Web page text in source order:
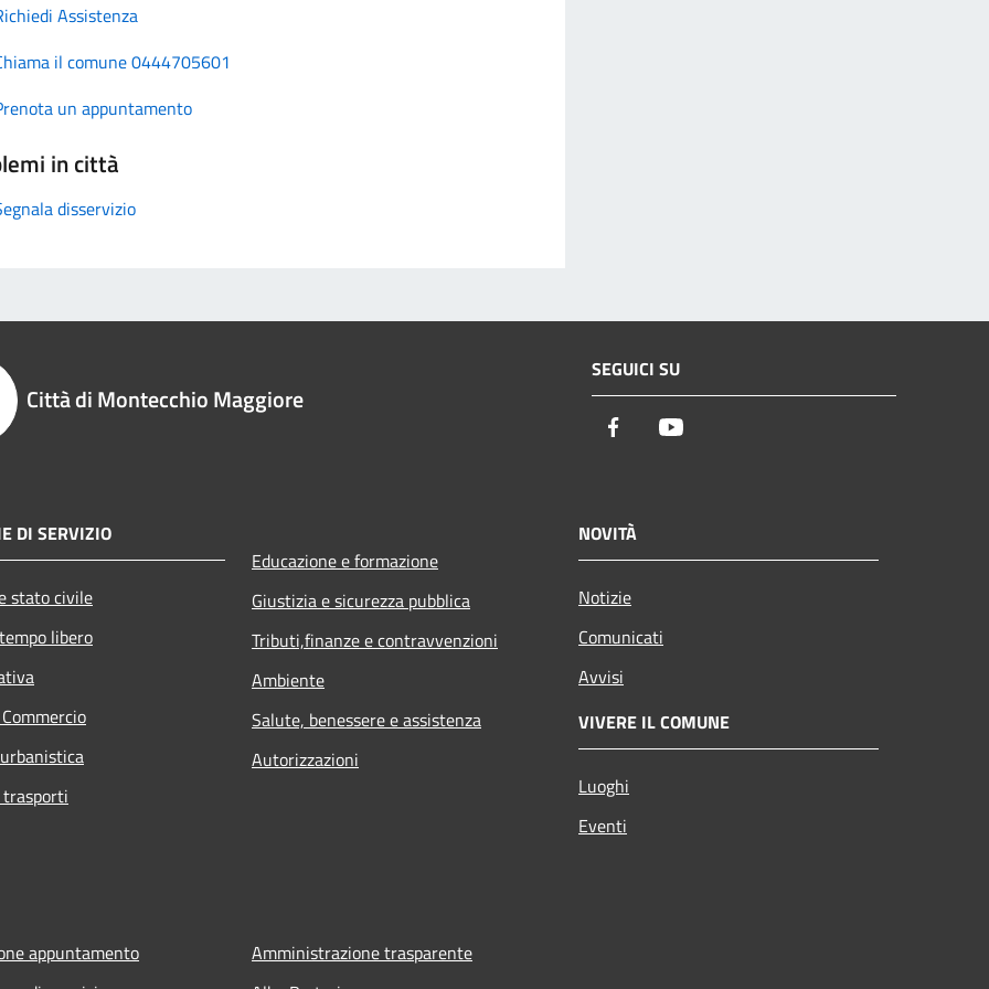
Assistenza
il comune 0444705601
un appuntamento
in città
disservizio
Città di Montecchio Maggiore
SEGUICI SU
Facebook
DI SERVIZIO
stato civile
libero
Educazione e formazione
Giustizia e sicurezza pubblica
Tributi,finanze e contravvenzioni
Ambiente
Salute, benessere e assistenza
Autorizzazioni
NOVITÀ
Notizie
Comunicati
Avvisi
VIVERE IL COMUNE
Luoghi
Eventi
appuntamento
Amministrazione trasparente